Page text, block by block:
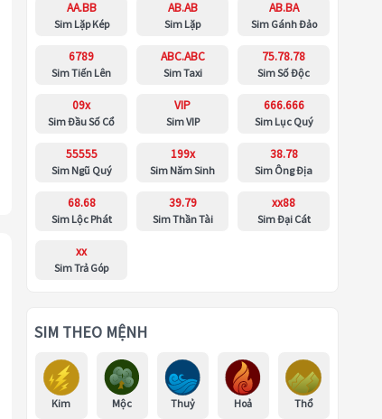
AA.BB
Sim Lặp Kép
AB.AB
Sim Lặp
AB.BA
Sim Gánh Đảo
6789
Sim Tiến Lên
ABC.ABC
Sim Taxi
75.78.78
Sim Số Độc
09x
Sim Đầu Số Cổ
VIP
Sim VIP
666.666
Sim Lục Quý
55555
Sim Ngũ Quý
199x
Sim Năm Sinh
38.78
Sim Ông Địa
68.68
Sim Lộc Phát
39.79
Sim Thần Tài
xx88
Sim Đại Cát
xx
Sim Trả Góp
SIM THEO MỆNH
Kim Mộc Thuỷ Hoả Thổ